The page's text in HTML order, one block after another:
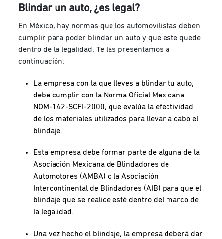
Blindar un auto, ¿es legal?
En México, hay normas que los automovilistas deben
cumplir para poder blindar un auto y que este quede
dentro de la legalidad. Te las presentamos a
continuación:
La empresa con la que lleves a blindar tu auto,
debe cumplir con la Norma Oficial Mexicana
NOM-142-SCFI-2000, que evalúa la efectividad
de los materiales utilizados para llevar a cabo el
blindaje.
Esta empresa debe formar parte de alguna de la
Asociación Mexicana de Blindadores de
Automotores (AMBA) o la Asociación
Intercontinental de Blindadores (AIB) para que el
blindaje que se realice esté dentro del marco de
la legalidad.
Una vez hecho el blindaje, la empresa deberá dar